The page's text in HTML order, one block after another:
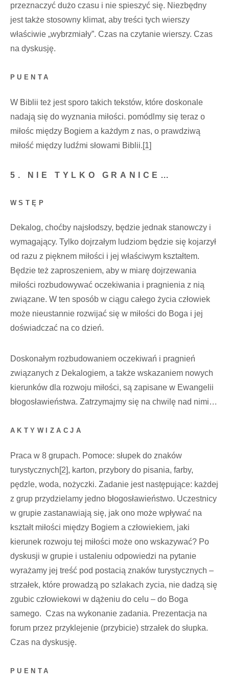
przeznaczyć dużo czasu i nie spieszyć się. Niezbędny
jest także stosowny klimat, aby treści tych wierszy
właściwie „wybrzmiały”. Czas na czytanie wierszy. Czas
na dyskusję.
PUENTA
W Biblii też jest sporo takich tekstów, które doskonale
nadają się do wyznania miłości. pomódlmy się teraz o
miłośc między Bogiem a każdym z nas, o prawdziwą
miłość między ludźmi słowami Biblii.[1]
5. NIE TYLKO GRANICE…
WSTĘP
Dekalog, choćby najsłodszy, będzie jednak stanowczy i
wymagający. Tylko dojrzałym ludziom będzie się kojarzył
od razu z pięknem miłości i jej właściwym kształtem.
Będzie też zaproszeniem, aby w miarę dojrzewania
miłości rozbudowywać oczekiwania i pragnienia z nią
związane. W ten sposób w ciągu całego życia człowiek
może nieustannie rozwijać się w miłości do Boga i jej
doświadczać na co dzień.
Doskonałym rozbudowaniem oczekiwań i pragnień
związanych z Dekalogiem, a także wskazaniem nowych
kierunków dla rozwoju miłości, są zapisane w Ewangelii
błogosławieństwa. Zatrzymajmy się na chwilę nad nimi…
AKTYWIZACJA
Praca w 8 grupach. Pomoce: słupek do znaków
turystycznych[2], karton, przybory do pisania, farby,
pędzle, woda, nożyczki. Zadanie jest następujące: każdej
z grup przydzielamy jedno błogosławieństwo. Uczestnicy
w grupie zastanawiają się, jak ono może wpływać na
kształt miłości między Bogiem a człowiekiem, jaki
kierunek rozwoju tej miłości może ono wskazywać? Po
dyskusji w grupie i ustaleniu odpowiedzi na pytanie
wyrażamy jej treść pod postacią znaków turystycznych –
strzałek, które prowadzą po szlakach zycia, nie dadzą się
zgubic człowiekowi w dążeniu do celu – do Boga
samego. Czas na wykonanie zadania. Prezentacja na
forum przez przyklejenie (przybicie) strzałek do słupka.
Czas na dyskusję.
PUENTA